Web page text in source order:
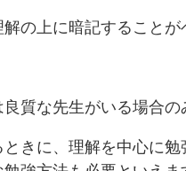
の上に暗記すること
質な先生がいる場合の
ときに、理解を中心に